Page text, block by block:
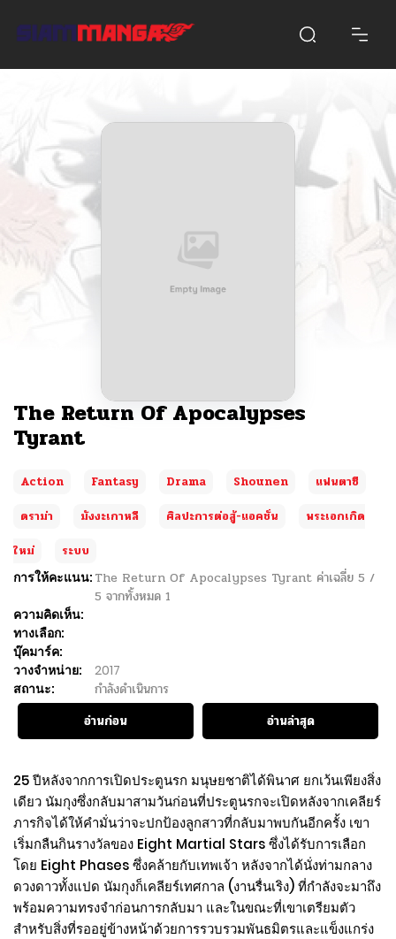
The Return Of Apocalypses
Tyrant
Action Fantasy Drama Shounen
แฟนตาซี
ดราม่า
มังงะเกาหลี ศิลปะการต่อสู้-แอคชั่น
พระเอกเกิด
ใหม่
ระบบ
การให้คะแนน: The Return Of Apocalypses Tyrant ค่าเฉลี่ย 5 /
5 จากทั้งหมด 1
ความคิดเห็น:
ทางเลือก:
บุ๊คมาร์ค:
วางจำหน่าย:
2017
สถานะ:
กำลังดำเนินการ
อ่านก่อน
อ่านล่าสุด
25 ปีหลังจากการเปิดประตูนรก มนุษยชาติได้พินาศ ยกเว้นเพียงสิ่ง
เดียว นัมกุงซึ่งกลับมาสามวันก่อนที่ประตูนรกจะเปิดหลังจากเคลียร์
ภารกิจได้ให้คำมั่นว่าจะปกป้องลูกสาวที่กลับมาพบกันอีกครั้ง เขา
เริ่มกลืนกินรางวัลของ Eight Martial Stars ซึ่งได้รับการเลือก
โดย Eight Phases ซึ่งคล้ายกับเทพเจ้า หลังจากได้นั่งท่ามกลาง
ดวงดาวทั้งแปด นัมกุงก็เคลียร์เทศกาล (งานรื่นเริง) ที่กำลังจะมาถึง
พร้อมความทรงจำก่อนการกลับมา และในขณะที่เขาเตรียมตัว
สำหรับสิ่งที่รออยู่ข้างหน้าด้วยการรวบรวมพันธมิตรและแข็งแกร่ง